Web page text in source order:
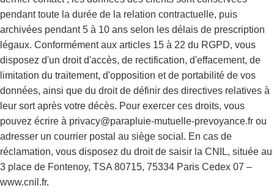
pendant toute la durée de la relation contractuelle, puis
archivées pendant 5 à 10 ans selon les délais de prescription
légaux. Conformément aux articles 15 à 22 du RGPD, vous
disposez d'un droit d'accès, de rectification, d'effacement, de
limitation du traitement, d'opposition et de portabilité de vos
données, ainsi que du droit de définir des directives relatives à
leur sort après votre décès. Pour exercer ces droits, vous
pouvez écrire à privacy@parapluie-mutuelle-prevoyance.fr ou
adresser un courrier postal au siège social. En cas de
réclamation, vous disposez du droit de saisir la CNIL, située au
3 place de Fontenoy, TSA 80715, 75334 Paris Cedex 07 –
www.cnil.fr.